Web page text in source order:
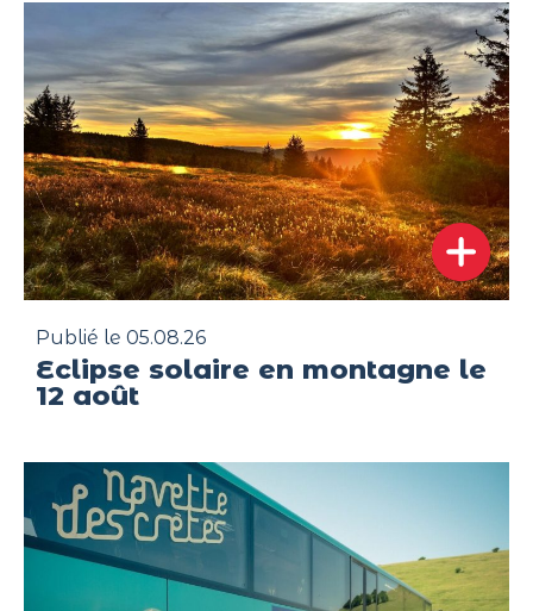
Publié le 05.08.26
Eclipse solaire en montagne le
12 août